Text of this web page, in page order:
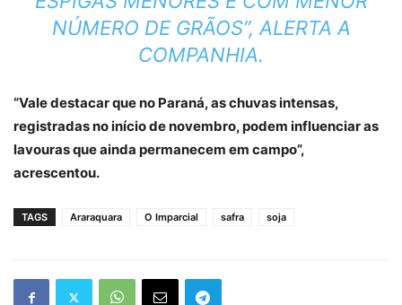
NÚMERO DE GRÃOS”, ALERTA A
COMPANHIA.
“Vale destacar que no Paraná, as chuvas intensas,
registradas no início de novembro, podem influenciar as
lavouras que ainda permanecem em campo”,
acrescentou.
TAGS Araraquara O Imparcial safra soja